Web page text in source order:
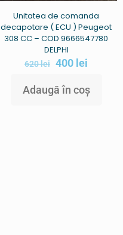
Unitatea de comanda
decapotare ( ECU ) Peugeot
308 CC – COD 9666547780
DELPHI
620lei 400 lei
Adaugă în coș